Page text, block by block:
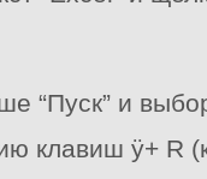
“Пуск” и
клавиш ÿ+ R